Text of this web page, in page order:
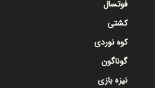
فوتسال
کشتی
کوه نوردی
گوناگون
نیزه بازی